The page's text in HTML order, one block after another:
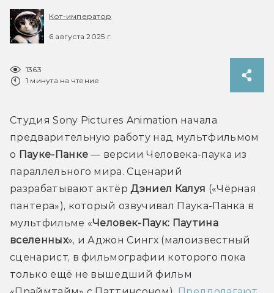
Кот-император
6 августа 2025 г.
1363
1 минута на чтение
Студия Sony Pictures Animation начала
предварительную работу над мультфильмом
о Пауке-Панке — версии Человека-паука из
параллельного мира. Сценарий
разрабатывают актёр Дэниел Калуя («Чёрная
пантера»), который озвучивал Паука-Панка в
мультфильме «Человек-Паук: Паутина
вселенных», и Аджон Сингх (малоизвестный
сценарист, в фильмографии которого пока
только ещё не вышедший фильм